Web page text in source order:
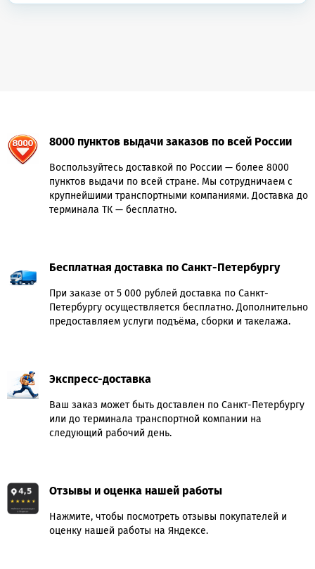
8000 пунктов выдачи заказов по всей России
Воспользуйтесь доставкой по России — более 8000
пунктов выдачи по всей стране. Мы сотрудничаем с
крупнейшими транспортными компаниями. Доставка до
терминала ТК — бесплатно.
Бесплатная доставка по Санкт-Петербургу
При заказе от 5 000 рублей доставка по Санкт-
Петербургу осуществляется бесплатно. Дополнительно
предоставляем услуги подъёма, сборки и такелажа.
Экспресс-доставка
Ваш заказ может быть доставлен по Санкт-Петербургу
или до терминала транспортной компании на
следующий рабочий день.
Отзывы и оценка нашей работы
Нажмите, чтобы посмотреть отзывы покупателей и
оценку нашей работы на Яндексе.